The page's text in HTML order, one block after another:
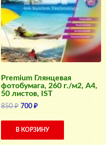
Premium Глянцевая
фотобумага, 260 г./м2, A4,
50 листов, IST
850₽ Первоначальная
цена
составляла
700₽Текущая
цена:
700 ₽.
В КОРЗИНУ